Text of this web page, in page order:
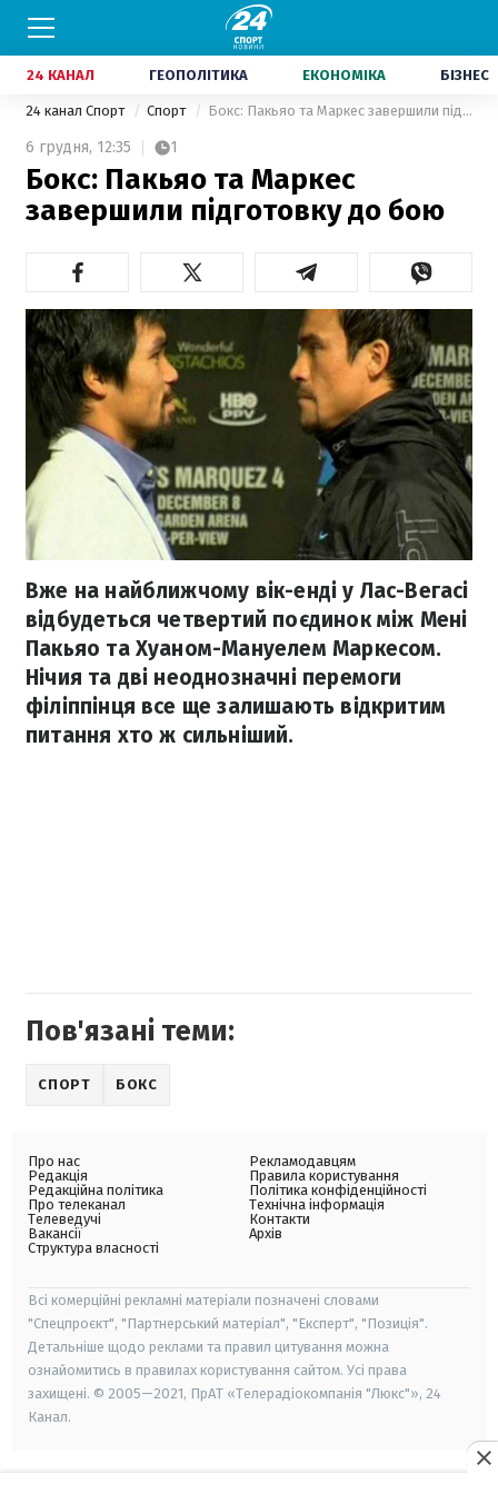
24 КАНАЛ ГЕОПОЛІТИКА ЕКОНОМІКА БІЗНЕС
24 канал Спорт Спорт Бокс: Пакьяо та Маркес завершили підготовку до бою
6 грудня, 12:35 1
Бокс: Пакьяо та Маркес
завершили підготовку до бою
Вже на найближчому вік-енді у Лас-Вегасі
відбудеться четвертий поєдинок між Мені
Пакьяо та Хуаном-Мануелем Маркесом.
Нічия та дві неоднозначні перемоги
філіппінця все ще залишають відкритим
питання хто ж сильніший.
Пов'язані теми:
СПОРТ БОКС
Про нас
Редакція
Редакційна політика
Про телеканал
Телеведучі
Вакансії
Структура власності
Рекламодавцям
Правила користування
Політика конфіденційності
Технічна інформація
Контакти
Архів
Всі комерційні рекламні матеріали позначені словами
"Спецпроєкт", "Партнерський матеріал", "Експерт", "Позиція".
Детальніше щодо реклами та правил цитування можна
ознайомитись в правилах користування сайтом. Усі права
захищені. © 2005—2021, ПрАТ «Телерадіокомпанія "Люкс"», 24
Канал.